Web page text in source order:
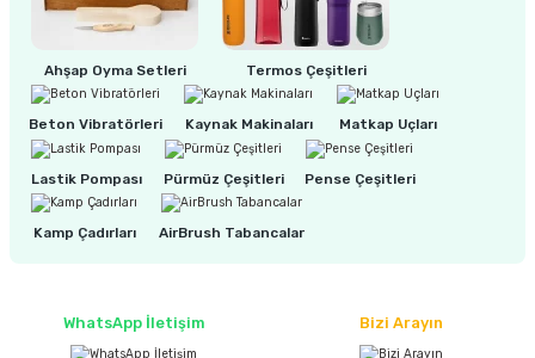
Ahşap Oyma Setleri Termos Çeşitleri
Beton Vibratörleri Kaynak Makinaları Matkap Uçları
Lastik Pompası Pürmüz Çeşitleri Pense Çeşitleri
Kamp Çadırları AirBrush Tabancalar
WhatsApp İletişim Bizi Arayın